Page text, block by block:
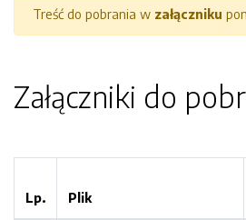
Treść do pobrania w załączniku
Załączniki do
Lp. Plik